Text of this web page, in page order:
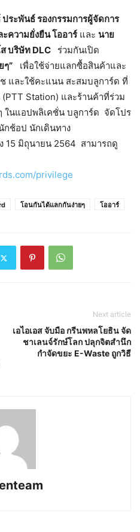
ระพันธ์ รองกรรมการผู้จัดการ
ความยั่งยืน โออาร์และ นาย
บริษัท DLC
ร่วมกันเปิด
ๆ” เพื่อใช้จ่ายแลกซื้อสินค้าและ
และใช้คะแนน สะสมบลูการ์ด ที่
Station) และร้านค้าที่ร่วม
ในแอปพลิเคชั่น บลูการ์ด จัดโปร
ช้อป นักเดินทาง
15 มิถุนายน 2564 สามารถดู
privilege
โอนกันได้แลกกันง่ายๆ โออาร์
Next article
เอไอเอส จับมือ กรีนพหลโยธิน จัด
ชาเลนจ์รักษ์โลก ปลุกจิตสำนึก
กำจัดขยะ E-Waste ถูกวิธี